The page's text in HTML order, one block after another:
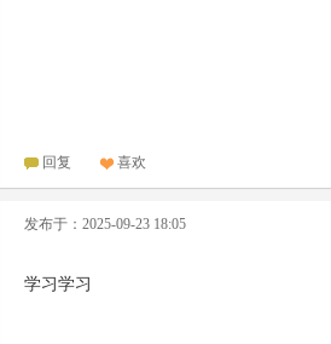
回复 喜欢
发布于：2025-09-23 18:05
学习学习